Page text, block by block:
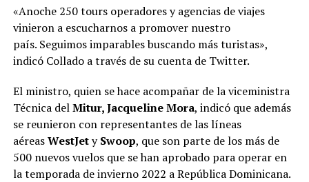
«Anoche 250 tours operadores y agencias de viajes
vinieron a escucharnos a promover nuestro
país. Seguimos imparables buscando más turistas»,
indicó Collado a través de su cuenta de Twitter.
El ministro, quien se hace acompañar de la viceministra
Técnica delMitur, Jacqueline Mora, indicó que además
se reunieron con representantes de las líneas
aéreasWestJetySwoop, que son parte de los más de
500 nuevos vuelos que se han aprobado para operar en
la temporada de invierno 2022 a República Dominicana.